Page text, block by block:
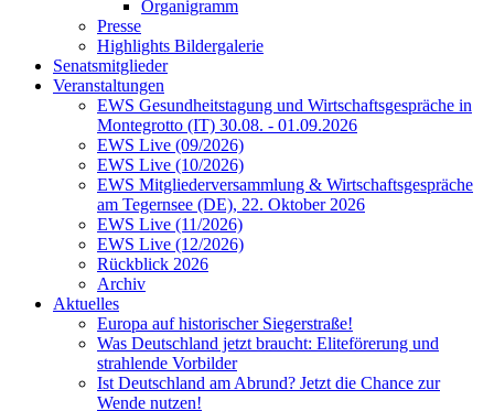
Organigramm
Presse
Highlights Bildergalerie
Senatsmitglieder
Veranstaltungen
EWS Gesundheitstagung und Wirtschaftsgespräche in
Montegrotto (IT) 30.08. - 01.09.2026
EWS Live (09/2026)
EWS Live (10/2026)
EWS Mitgliederversammlung & Wirtschaftsgespräche
am Tegernsee (DE), 22. Oktober 2026
EWS Live (11/2026)
EWS Live (12/2026)
Rückblick 2026
Archiv
Aktuelles
Europa auf historischer Siegerstraße!
Was Deutschland jetzt braucht: Eliteförerung und
strahlende Vorbilder
Ist Deutschland am Abrund? Jetzt die Chance zur
Wende nutzen!